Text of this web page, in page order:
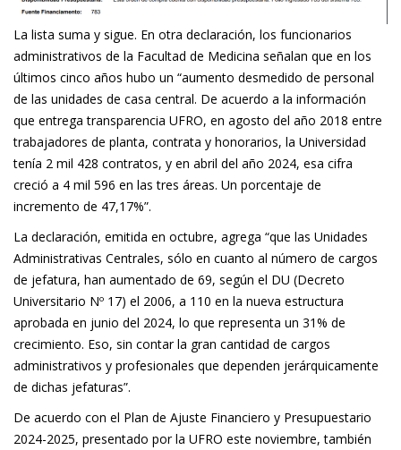
La lista suma y sigue. En otra declaración, los funcionarios
administrativos de la Facultad de Medicina señalan que en los
últimos cinco años hubo un “aumento desmedido de personal
de las unidades de casa central. De acuerdo a la información
que entrega transparencia UFRO, en agosto del año 2018 entre
trabajadores de planta, contrata y honorarios, la Universidad
tenía 2 mil 428 contratos, y en abril del año 2024, esa cifra
creció a 4 mil 596 en las tres áreas. Un porcentaje de
incremento de 47,17%”.
La declaración, emitida en octubre, agrega “que las Unidades
Administrativas Centrales, sólo en cuanto al número de cargos
de jefatura, han aumentado de 69, según el DU (Decreto
Universitario Nº 17) el 2006, a 110 en la nueva estructura
aprobada en junio del 2024, lo que representa un 31% de
crecimiento. Eso, sin contar la gran cantidad de cargos
administrativos y profesionales que dependen jerárquicamente
de dichas jefaturas”.
De acuerdo con el Plan de Ajuste Financiero y Presupuestario
2024-2025, presentado por la UFRO este noviembre, también